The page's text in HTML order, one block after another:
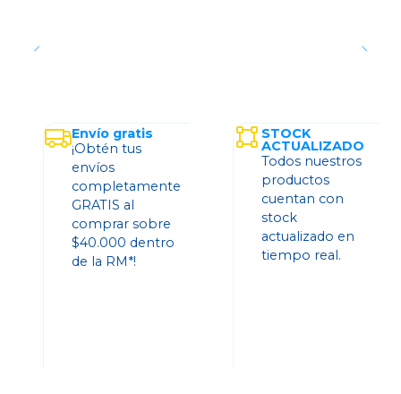
Envío gratis
¡Obtén tus
envíos
completamente
GRATIS al
comprar sobre
$40.000 dentro
de la RM*!
STOCK
ACTUALIZADO
Todos nuestros
productos
cuentan con
stock
actualizado en
tiempo real.